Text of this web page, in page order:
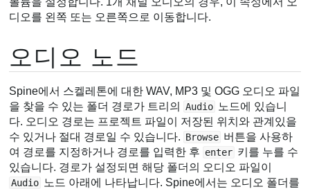
디오를 왼쪽 또는 오른쪽으로 이동합니다.
오디오 노드
Spine에서 스켈레톤에 대한 WAV, MP3 및 OGG 오디오 파일
을 찾을 수 있는 폴더 경로가 트리의
Audio
노드에 있습니
다. 오디오 경로는 프로젝트 파일이 저장된 위치와 관계있을
수 있거나 절대 경로일 수 있습니다. Browse 버튼을 사용하
여 경로를 지정하거나 경로를 입력한 후 enter 키를 누를 수
있습니다. 경로가 설정되면 해당 폴더의 오디오 파일이
Audio
노드 아래에 나타납니다. Spine에서는 오디오 폴더를